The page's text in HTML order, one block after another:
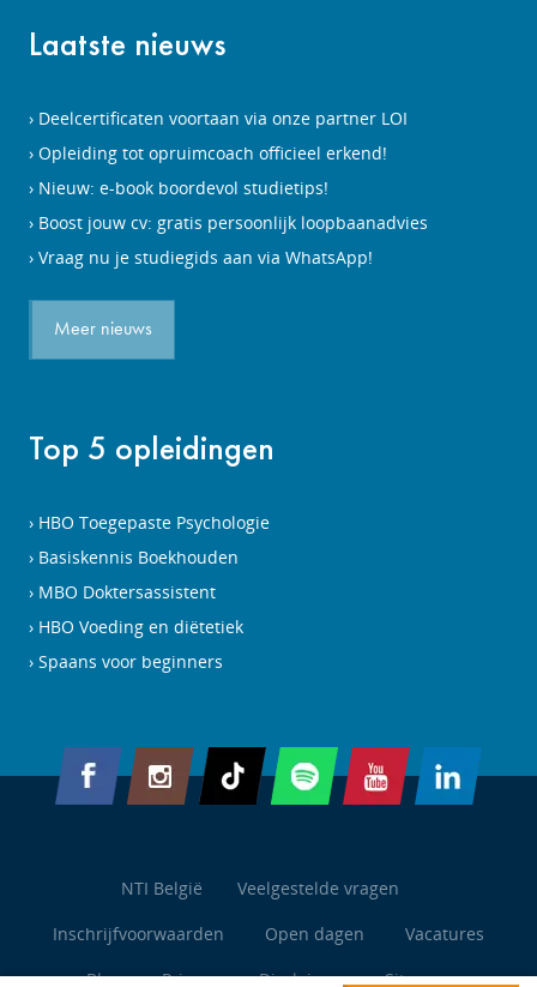
Laatste nieuws
Deelcertificaten voortaan via onze partner LOI
Opleiding tot opruimcoach officieel erkend!
Nieuw: e-book boordevol studietips!
Boost jouw cv: gratis persoonlijk loopbaanadvies
Vraag nu je studiegids aan via WhatsApp!
Meer nieuws
Top 5 opleidingen
HBO Toegepaste Psychologie
Basiskennis Boekhouden
MBO Doktersassistent
HBO Voeding en diëtetiek
Spaans voor beginners
NTI België
Veelgestelde vragen
Inschrijfvoorwaarden
Open dagen
Vacatures
Blog
Privacy Disclaimer Sitemap